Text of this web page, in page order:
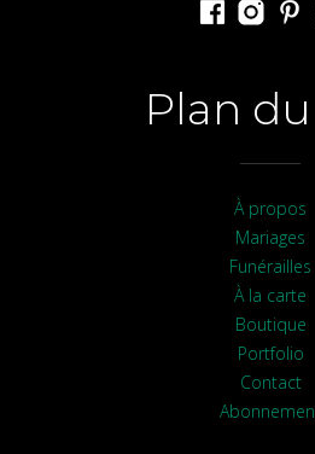
Plan
À propos
Mariages
Funérailles
À la carte
Boutique
Portfolio
Contact